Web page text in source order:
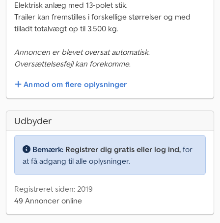
Elektrisk anlæg med 13-polet stik.
Trailer kan fremstilles i forskellige størrelser og med
tilladt totalvægt op til 3.500 kg.
Annoncen er blevet oversat automatisk.
Oversættelsesfejl kan forekomme.
Anmod om flere oplysninger
Udbyder
Bemærk: Registrer dig gratis eller log ind, for
at få adgang til alle oplysninger.
Registreret siden: 2019
49 Annoncer online